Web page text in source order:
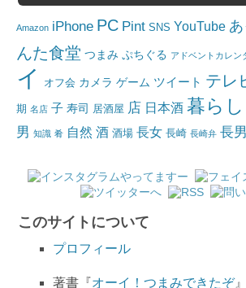
Amazon iPhone PC Pint SNS YouTube
んた食堂 つまみ ぷちぐる アドベントカレン
イ
オフ会 カメラ ゲーム ツイート テレ
期 名店 子 寿司 居酒屋 店 日本酒 暮らし
男 知識 肴 自然 酒 酒場 長女 長崎 長崎弁 長男
このサイトについて
プロフィール
著書『オーイ！つまみできたぞ』